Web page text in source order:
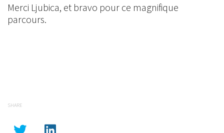
Merci Ljubica, et bravo pour ce magnifique
parcours.
SHARE